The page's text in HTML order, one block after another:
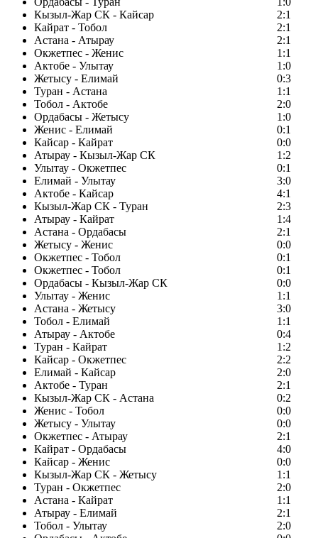
Кызыл-Жар СК - Кайсар
2:1
Кайрат - Тобол
2:1
Астана - Атырау
2:1
Окжетпес - Женис
1:1
Актобе - Улытау
1:0
Жетысу - Елимай
0:3
Туран - Астана
1:1
Тобол - Актобе
2:0
Ордабасы - Жетысу
1:0
Женис - Елимай
0:1
Кайсар - Кайрат
0:0
Атырау - Кызыл-Жар СК
1:2
Улытау - Окжетпес
0:1
Елимай - Улытау
3:0
Актобе - Кайсар
4:1
Кызыл-Жар СК - Туран
2:3
Атырау - Кайрат
1:4
Астана - Ордабасы
2:1
Жетысу - Женис
0:0
Окжетпес - Тобол
0:1
Окжетпес - Тобол
0:1
Ордабасы - Кызыл-Жар СК
0:0
Улытау - Женис
1:1
Астана - Жетысу
3:0
Тобол - Елимай
1:1
Атырау - Актобе
0:4
Туран - Кайрат
1:2
Кайсар - Окжетпес
2:2
Елимай - Кайсар
2:0
Актобе - Туран
2:1
Кызыл-Жар СК - Астана
0:2
Женис - Тобол
0:0
Жетысу - Улытау
0:0
Окжетпес - Атырау
2:1
Кайрат - Ордабасы
4:0
Кайсар - Женис
0:0
Кызыл-Жар СК - Жетысу
1:1
Туран - Окжетпес
2:0
Астана - Кайрат
1:1
Атырау - Елимай
2:1
Тобол - Улытау
2:0